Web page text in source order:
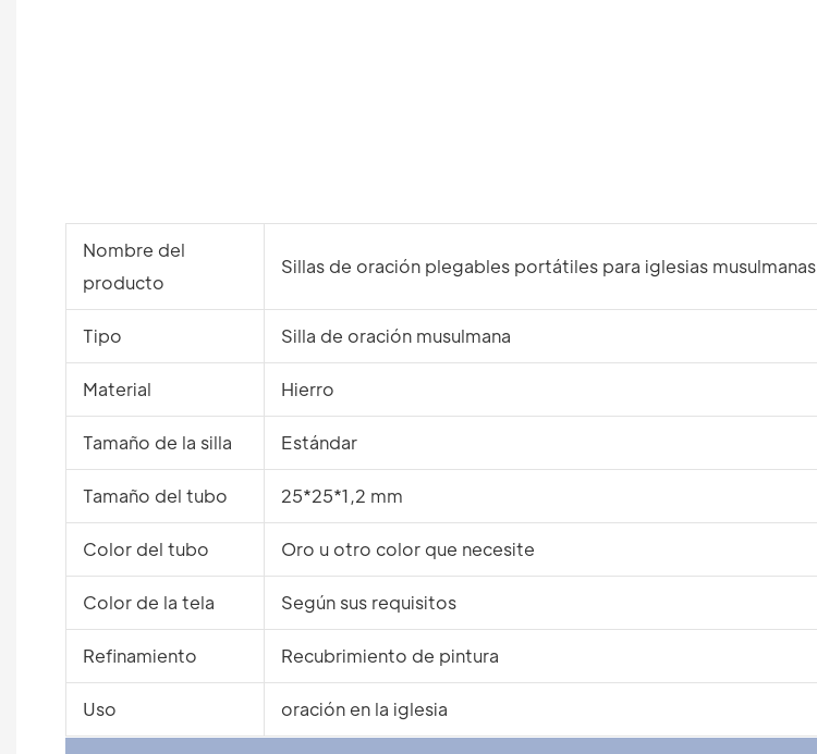
Nombre del
producto
Sillas de oración plegables portátiles para iglesias musulmanas
Tipo Silla de oración musulmana
Material Hierro
Tamaño de la silla Estándar
Tamaño del tubo 25*25*1,2 mm
Color del tubo Oro u otro color que necesite
Color de la tela Según sus requisitos
Refinamiento Recubrimiento de pintura
Uso oración en la iglesia